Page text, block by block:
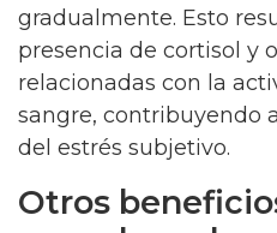
gradualmente. Esto
presencia de cortisol y
relacionadas con la
sangre, contribuyendo
del estrés subjetivo.
Otros